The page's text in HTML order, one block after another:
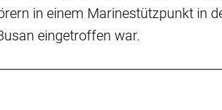
in einem Marinestützpunkt in
eingetroffen war.